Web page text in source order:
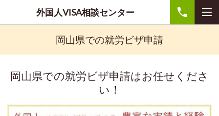
外国人VISA相談センター
岡山県での就労ビザ申請
岡山県での就労ビザ申請はお任せくださ
い！